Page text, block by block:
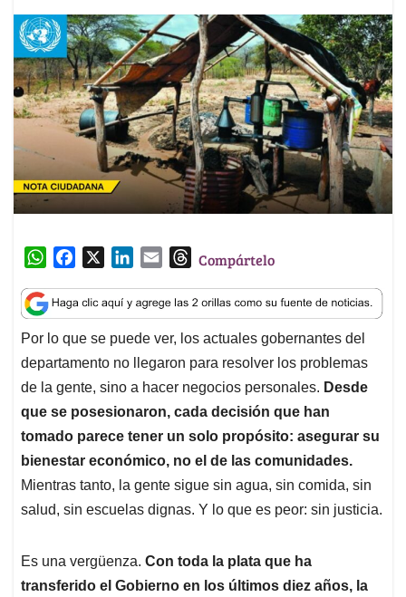
W
a
t
s
A
p
p
c
e
b
o
o
k
n
k
e
d
I
n
a
i
l
T
r
e
a
d
s
Compártelo
Por lo que se puede ver, los actuales gobernantes del
departamento no llegaron para resolver los problemas
de la gente, sino a hacer negocios personales. Desde
que se posesionaron, cada decisión que han
tomado parece tener un solo propósito: asegurar su
bienestar económico, no el de las comunidades.
Mientras tanto, la gente sigue sin agua, sin comida, sin
salud, sin escuelas dignas. Y lo que es peor: sin justicia.
Es una vergüenza. Con toda la plata que ha
transferido el Gobierno en los últimos diez años, la